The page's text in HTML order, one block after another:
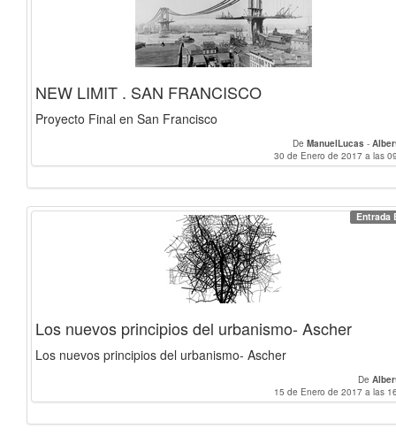
NEW LIMIT . SAN FRANCISCO
Proyecto Final en San Francisco
De ManuelLucas -
30 de Enero de 2017 a las
Entrada
Los nuevos principios del urbanismo- Ascher
Los nuevos principios del urbanismo- Ascher
De
15 de Enero de 2017 a las